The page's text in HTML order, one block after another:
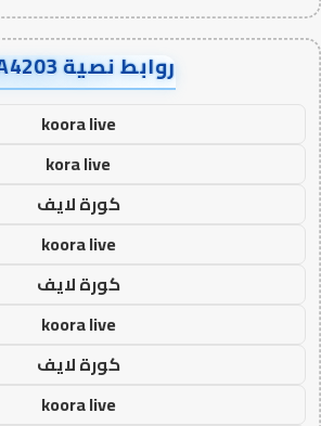
روابط نصية AA4203
koora live
kora live
كورة لايف
koora live
كورة لايف
koora live
كورة لايف
koora live